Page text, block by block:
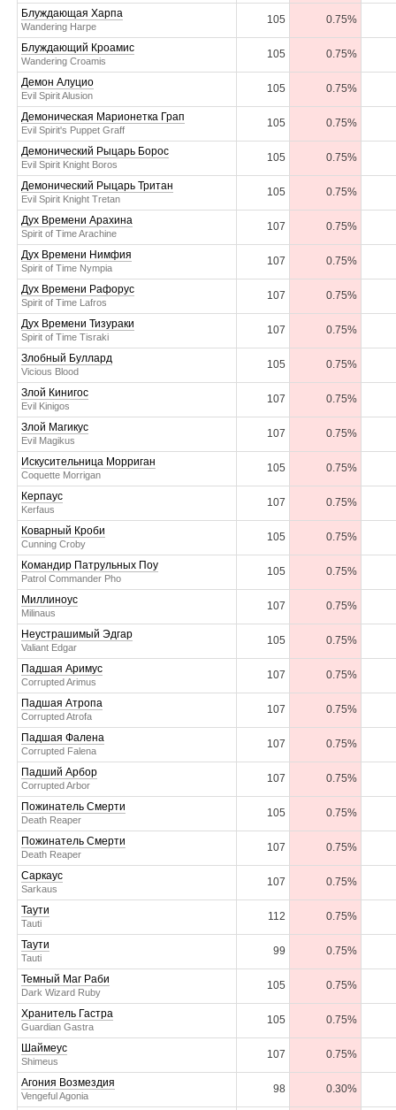
Блуждающая Харпа
Wandering Harpe
105 0.75%
Блуждающий Кроамис
Wandering Croamis
105 0.75%
Демон Алуцио
Evil Spirit Alusion
105 0.75%
Демоническая Марионетка Грап
Evil Spirit's Puppet Graff
105 0.75%
Демонический Рыцарь Борос
Evil Spirit Knight Boros
105 0.75%
Демонический Рыцарь Тритан
Evil Spirit Knight Tretan
105 0.75%
Дух Времени Арахина
Spirit of Time Arachine
107 0.75%
Дух Времени Нимфия
Spirit of Time Nympia
107 0.75%
Дух Времени Рафорус
Spirit of Time Lafros
107 0.75%
Дух Времени Тизураки
Spirit of Time Tisraki
107 0.75%
Злобный Буллард
Vicious Blood
105 0.75%
Злой Кинигос
Evil Kinigos
107 0.75%
Злой Магикус
Evil Magikus
107 0.75%
Искусительница Морриган
Coquette Morrigan
105 0.75%
Керпаус
Kerfaus
107 0.75%
Коварный Кроби
Cunning Croby
105 0.75%
Командир Патрульных Поу
Patrol Commander Pho
105 0.75%
Миллиноус
Milinaus
107 0.75%
Неустрашимый Эдгар
Valiant Edgar
105 0.75%
Падшая Аримус
Corrupted Arimus
107 0.75%
Падшая Атропа
Corrupted Atrofa
107 0.75%
Падшая Фалена
Corrupted Falena
107 0.75%
Падший Арбор
Corrupted Arbor
107 0.75%
Пожинатель Смерти
Death Reaper
105 0.75%
Пожинатель Смерти
Death Reaper
107 0.75%
Саркаус
Sarkaus
107 0.75%
Таути
Tauti
112 0.75%
Таути
Tauti
99 0.75%
Темный Маг Раби
Dark Wizard Ruby
105 0.75%
Хранитель Гастра
Guardian Gastra
105 0.75%
Шаймеус
Shimeus
107 0.75%
Агония Возмездия
Vengeful Agonia
98 0.30%